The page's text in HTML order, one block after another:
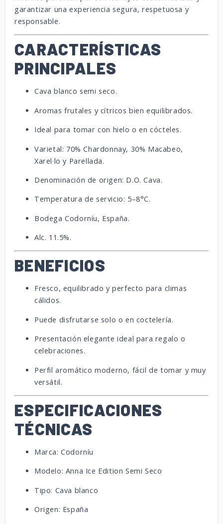
garantizar una experiencia segura, respetuosa y
responsable.
CARACTERÍSTICAS
PRINCIPALES
Cava blanco semi seco.
Aromas frutales y cítricos bien equilibrados.
Ideal para tomar con hielo o en cócteles.
Varietal: 70% Chardonnay, 30% Macabeo,
Xarel·lo y Parellada.
Denominación de origen: D.O. Cava.
Temperatura de servicio: 5–8°C.
Bodega Codorníu, España.
Alc. 11.5%.
BENEFICIOS
Fresco, equilibrado y perfecto para climas
cálidos.
Puede disfrutarse solo o en coctelería.
Presentación elegante ideal para regalo o
celebraciones.
Perfil aromático moderno, fácil de tomar y muy
versátil.
ESPECIFICACIONES
TÉCNICAS
Marca: Codorníu
Modelo: Anna Ice Edition Semi Seco
Tipo: Cava blanco
Origen: España